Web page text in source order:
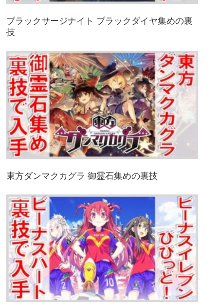
ブラックサージナイト ブラックダイヤ集めの裏
技
東方ダンマクカグラ 御霊石集めの裏技